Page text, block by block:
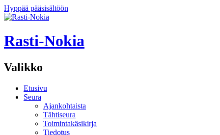
Hyppää pääsisältöön
Rasti-Nokia
Valikko
Etusivu
Seura
Ajankohtaista
Tähtiseura
Toimintakäsikirja
Tiedotus